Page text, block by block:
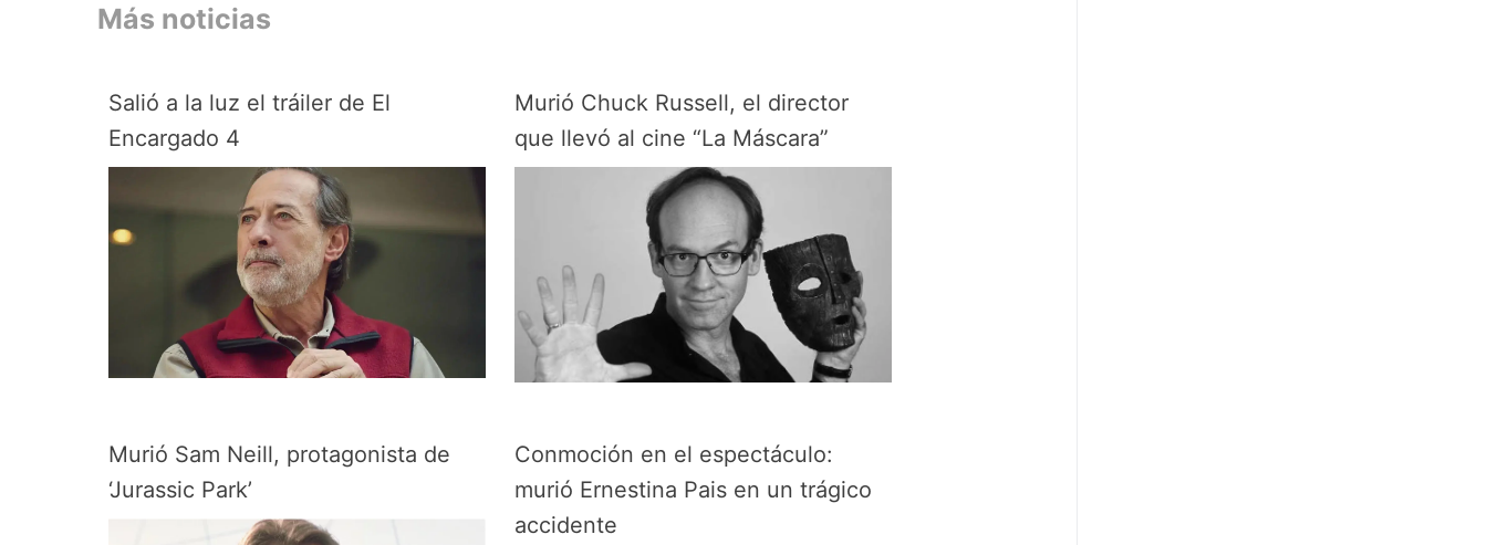
Más noticias
Salió a la luz el tráiler de El
Encargado 4
Murió Chuck Russell, el director
que llevó al cine “La Máscara”
Murió Sam Neill, protagonista de
‘Jurassic Park’
Conmoción en el espectáculo:
murió Ernestina Pais en un trágico
accidente